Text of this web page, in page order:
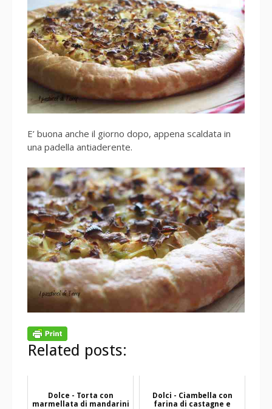
E’ buona anche il giorno dopo, appena scaldata in
una padella antiaderente.
Related posts:
Dolce - Torta con
marmellata di mandarini
Dolci - Ciambella con
farina di castagne e